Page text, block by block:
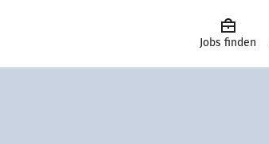
Jobs finden